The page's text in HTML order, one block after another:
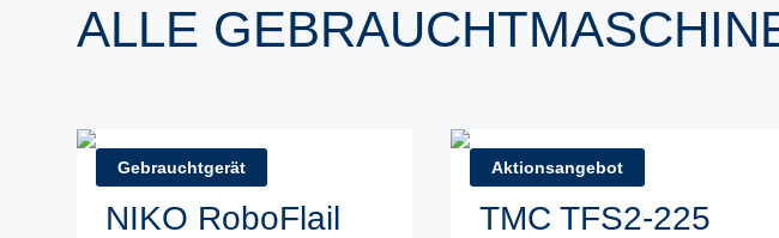
ALLE
Gebrauchtgerät
NIKO RoboFlail
Aktionsangebot
TMC TFS2-225